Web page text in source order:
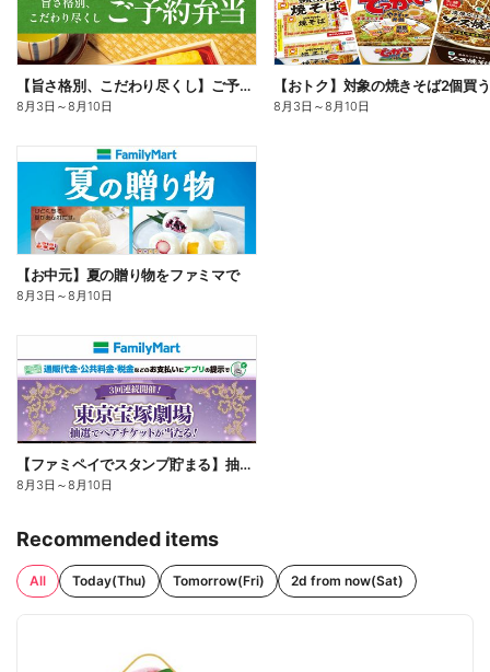
【旨さ格別、こだわり尽くし】ご予約弁当
8月3日 ～8月10日 8月3日 ～8月10日
【お中元】夏の贈り物をファミマで
8月3日 ～8月10日
【ファミペイでスタンプ貯まる】抽選でペアチケットが当たる!
8月3日 ～8月10日
Recommended items
All Today(Thu) Tomorrow(Fri) 2d from now(Sat)